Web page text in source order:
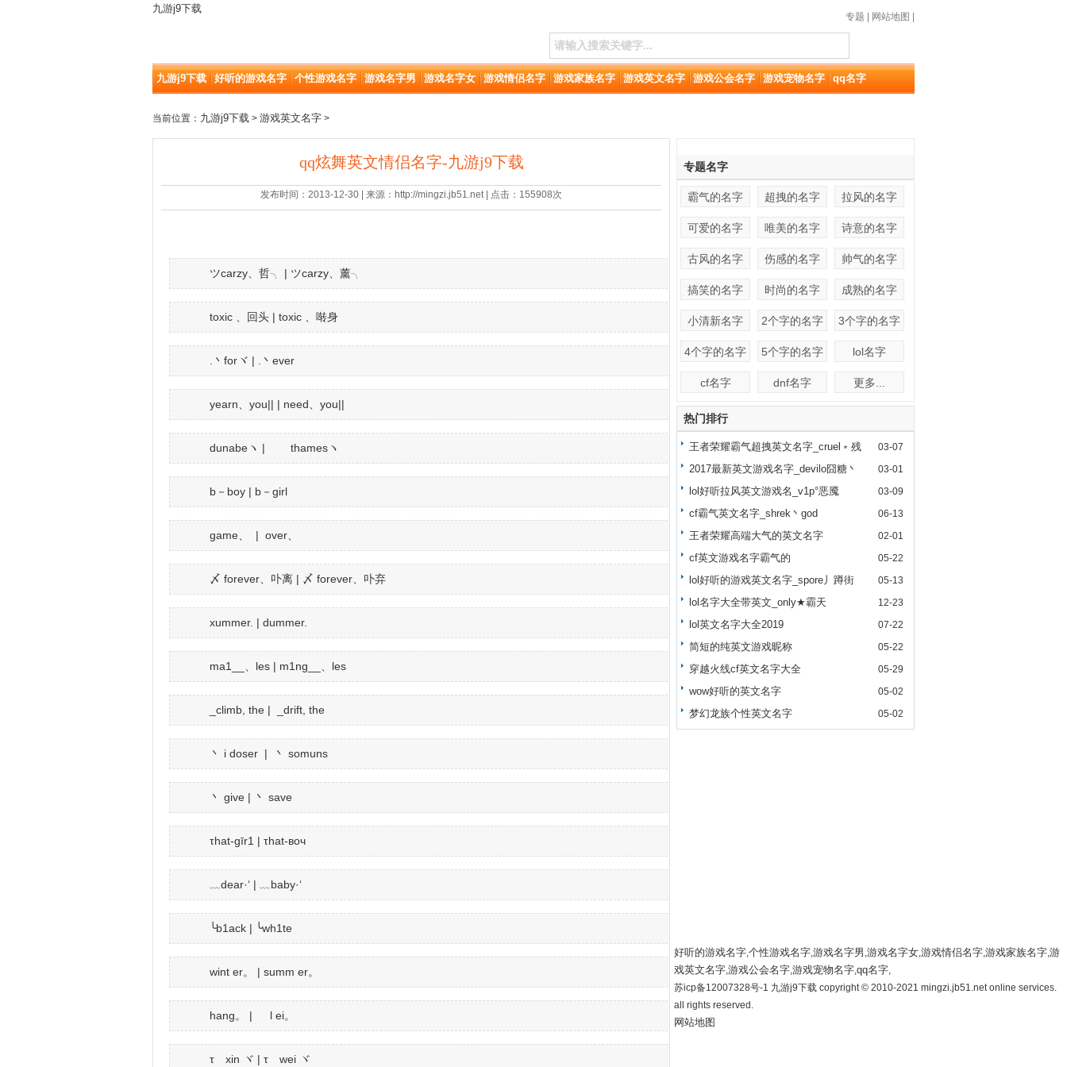
九游j9下载
专题 网站地图
九游j9下载 好听的游戏名字 个性游戏名字 游戏名字男 游戏名字女 游戏情侣名字 游戏家族名字 游戏英文名字 游戏公会名字 游戏宠物名字 qq名字
当前位置： 九游j9下载 > 游戏英文名字 >
qq炫舞英文情侣名字-九游j9下载
发布时间：2013-12-30 | 来源：http://mingzi.jb51.net | 点击：155908次
ツcarzy、哲╮ | ツcarzy、薰╮
toxic 、回头 | toxic 、啭身
.丶forヾ | .丶ever
yearn、you|| | need、you||
dunabeヽ | thamesヽ
b－boy | b－girl
game、 | over、
〆 forever、卟离 | 〆 forever、卟弃
xummer. | dummer.
ma1__、les | m1ng__、les
_climb, the | _drift, the
丶 i doser | 丶 somuns
丶 give | 丶 save
τhat‐ɡīr1 | τhat‐вoч
﹏dear·‘ | ﹏baby·‘
╰b1ack | ╰wh1te
wint er。 | summ er。
hang。 | l ei。
τ xin ヾ | τ wei ヾ
专题名字
霸气的名字 超拽的名字 拉风的名字
可爱的名字 唯美的名字 诗意的名字
古风的名字 伤感的名字 帅气的名字
搞笑的名字 时尚的名字 成熟的名字
小清新名字 2个字的名字 3个字的名字
4个字的名字 5个字的名字 lol名字
cf名字 dnf名字 更多...
热门排行
03-07
王者荣耀霸气超拽英文名字_cruel﹡残
忍
03-01
2017最新英文游戏名字_devilo囧糖丶
03-09
lol好听拉风英文游戏名_v1p°恶魇
06-13
cf霸气英文名字_shrek丶god
02-01
王者荣耀高端大气的英文名字
05-22
cf英文游戏名字霸气的
05-13
lol好听的游戏英文名字_spore丿蹲街
12-23
lol名字大全带英文_only★霸天
07-22
lol英文名字大全2019
05-22
简短的纯英文游戏昵称
05-29
穿越火线cf英文名字大全
05-02
wow好听的英文名字
05-02
梦幻龙族个性英文名字
好听的游戏名字,个性游戏名字,游戏名字男 ,游戏名字女,游戏情侣名字,游戏家族名字,游
戏英文名字,游戏公会名字,游戏宠物名字,qq名字,
苏icp备12007328号-1 九游j9下载 copyright © 2010-2021 mingzi.jb51.net online services.
all rights reserved.
网站地图